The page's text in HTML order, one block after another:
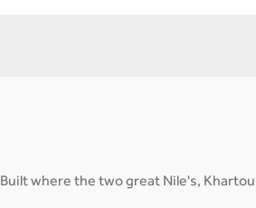
Built where the two great Nile's,